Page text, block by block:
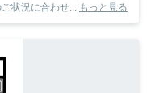
状況に合わせ...
もっと見る